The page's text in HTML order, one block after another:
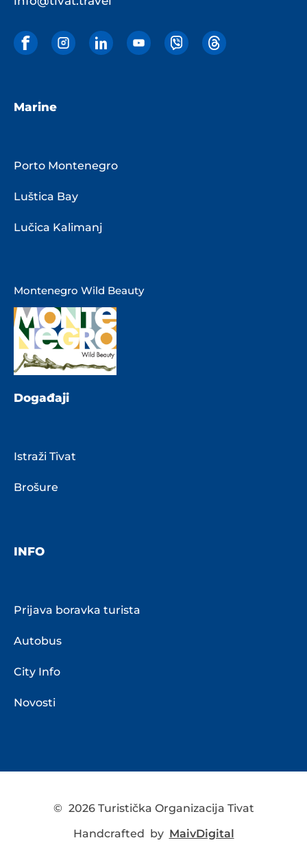
Marine
Porto Montenegro
Luštica Bay
Lučica Kalimanj
Montenegro Wild Beauty
Događaji
Istraži Tivat
Brošure
INFO
Prijava boravka turista
Autobus
City Info
Novosti
© 2026 Turistička Organizacija Tivat
Handcrafted by MaivDigital